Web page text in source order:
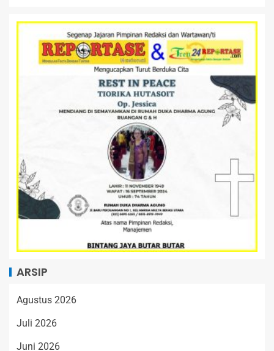
ARSIP
Agustus 2026
Juli 2026
Juni 2026